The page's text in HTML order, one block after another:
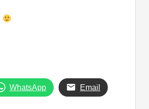
WhatsApp Email